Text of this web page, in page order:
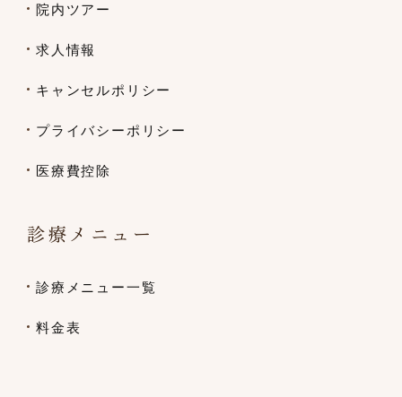
院内ツアー
求人情報
キャンセルポリシー
プライバシーポリシー
医療費控除
診療メニュー
診療メニュー一覧
料金表